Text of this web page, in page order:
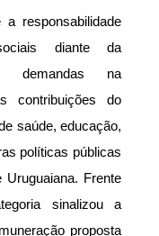
responsabilidade
diante da
demandas na
contribuições do
saúde, educação,
políticas públicas
Uruguaiana. Frente
sinalizou a
proposta